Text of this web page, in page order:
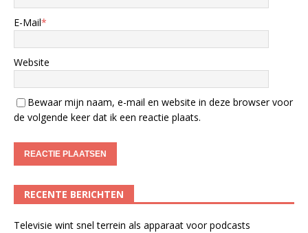
E-Mail*
Website
Bewaar mijn naam, e-mail en website in deze browser voor
de volgende keer dat ik een reactie plaats.
RECENTE BERICHTEN
Televisie wint snel terrein als apparaat voor podcasts